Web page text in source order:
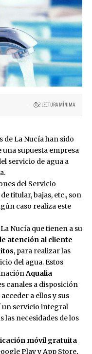
2 LECTURA MÍNIMA
La Nucía han sido
supuesta empresa
servicio de agua a
del Servicio
titular, bajas, etc., son
caso realiza este
Nucía que tienen a su
atención al cliente
, para realizar las
del agua. Estos
Aqualia
canales a disposición
a ellos y sus
un servicio integral
las necesidades de los
móvil gratuita
Play y App Store,